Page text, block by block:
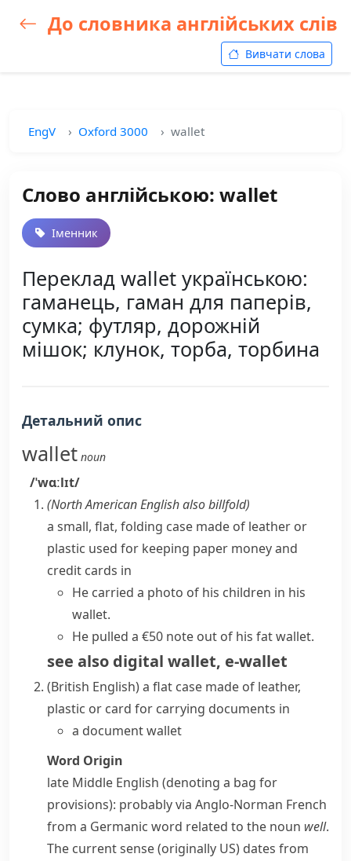
До словника англійських слів
Вивчати слова
EngV Oxford 3000 wallet
Слово англійською: wallet
Іменник
Переклад wallet українською:
гаманець, гаман для паперів,
сумка; футляр, дорожній
мішок; клунок, торба, торбина
Детальний опис
wallet noun
/ˈwɑːlɪt/
(North American English alsobillfold)
a small, flat, folding case made of leather or
plastic used for keeping paper money and
credit cards in
He carried a photo of his children in his
wallet.
He pulled a €50 note out of his fat wallet.
see also digital wallet, e-wallet
(British English)a flat case made of leather,
plastic or card for carrying documents in
a document wallet
Word Origin
late Middle English (denoting a bag for
provisions): probably via Anglo-Norman French
from a Germanic word related to the noun well.
The current sense (originally US) dates from